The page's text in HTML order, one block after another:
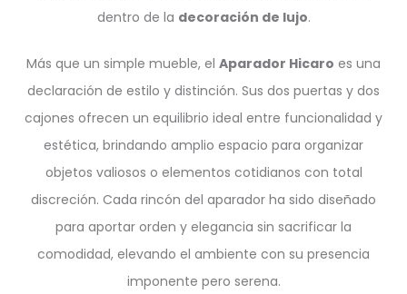
dentro de la decoración de lujo.
Más que un simple mueble, el Aparador Hicaro es una
declaración de estilo y distinción. Sus dos puertas y dos
cajones ofrecen un equilibrio ideal entre funcionalidad y
estética, brindando amplio espacio para organizar
objetos valiosos o elementos cotidianos con total
discreción. Cada rincón del aparador ha sido diseñado
para aportar orden y elegancia sin sacrificar la
comodidad, elevando el ambiente con su presencia
imponente pero serena.